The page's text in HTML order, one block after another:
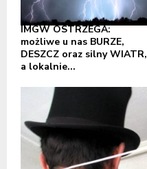
IMGW OSTRZEGA:
możliwe u nas BURZE,
DESZCZ oraz silny WIATR,
a lokalnie...